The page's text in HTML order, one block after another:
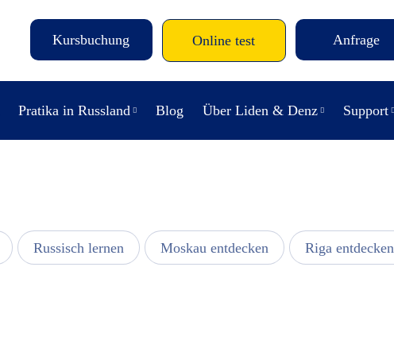
Kursbuchung Online test Anfrage
Pratika in Russland Blog Über Liden & Denz Support
Russisch lernen Moskau entdecken Riga entdecken